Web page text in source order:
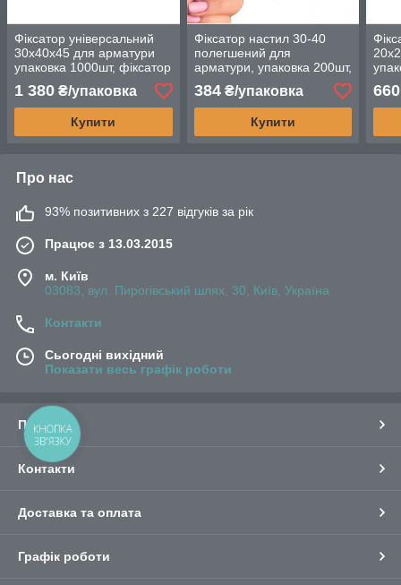
Фіксатор універсальний
30х40х45 для арматури
упаковка 1000шт, фіксатор
cтійка для арматури 5-19
мм
1 380 ₴/упаковка
Купити
Фіксатор настил 30-40
полегшений для
арматури, упаковка 200шт,
фіксатор піраміда 30/40
384₴/упаковка
Купити
660
Про нас
93% позитивних з 227 відгуків за рік
Працює з 13.03.2015
м. Київ
03083, вул. Пирогівський шлях, 30, Київ, Україна
Контакти
Сьогодні вихідний
Показати весь графік роботи
Про нас
Контакти
Доставка та оплата
Графік роботи
КНОПКА
ЗВ'ЯЗКУ